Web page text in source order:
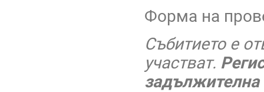
Форма на
Събитието е
участват.
задължителна